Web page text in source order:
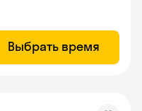
Выбрать время